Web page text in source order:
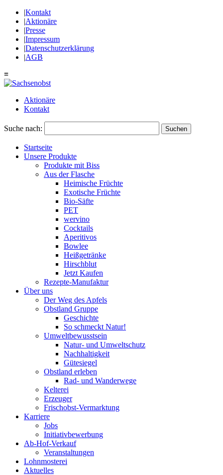
|Kontakt
|Aktionäre
|Presse
|Impressum
|Datenschutzerklärung
|AGB
≡
Aktionäre
Kontakt
Suche nach: Suchen
Startseite
Unsere Produkte
Produkte mit Biss
Aus der Flasche
Heimische Früchte
Exotische Früchte
Bio-Säfte
PET
wervino
Cocktails
Aperitivos
Bowlee
Heißgetränke
Hirschblut
Jetzt Kaufen
Rezepte-Manufaktur
Über uns
Der Weg des Apfels
Obstland Gruppe
Geschichte
So schmeckt Natur!
Umweltbewusstsein
Natur- und Umweltschutz
Nachhaltigkeit
Gütesiegel
Obstland erleben
Rad- und Wanderwege
Kelterei
Erzeuger
Frischobst-Vermarktung
Karriere
Jobs
Initiativbewerbung
Ab-Hof-Verkauf
Veranstaltungen
Lohnmosterei
Aktuelles